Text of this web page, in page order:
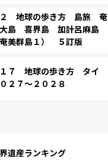
２ 地球の歩き方 島旅 奄
島 喜界島 加計呂麻島
奄美群島１） ５訂版
１７ 地球の歩き方 タイ
２７～２０２８
遺産ランキング